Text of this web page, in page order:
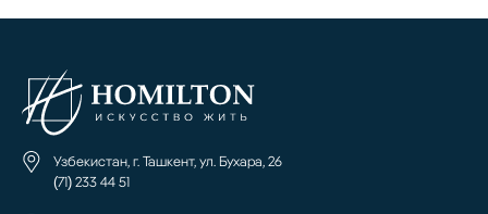
Узбекистан, г. Ташкент, ул. Бухара, 26
(71) 233 44 51